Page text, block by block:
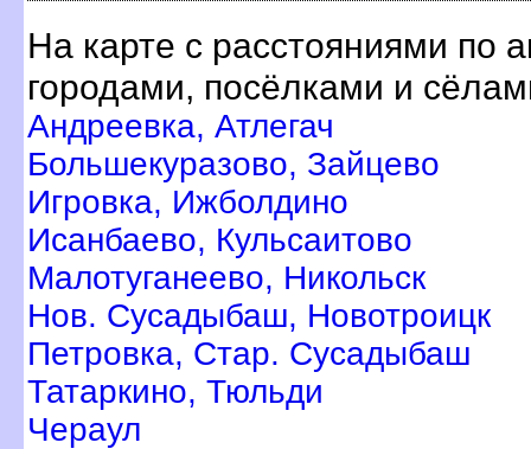
На карте с расстояниями по
ородами, посёлками и
Андреевка, Атлегач
Большекуразово, Зайцево
Игровка, Ижболдино
Исанбаево, Кульсаитово
Малотуганеево, Никольск
Нов. Сусадыбаш, Новотроицк
Петровка, Стар. Сусадыбаш
Татаркино, Тюльди
Чераул